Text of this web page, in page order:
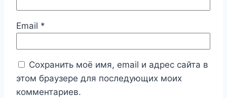
Email *
Сохранить моё имя, email и адрес сайта в
этом браузере для последующих моих
комментариев.